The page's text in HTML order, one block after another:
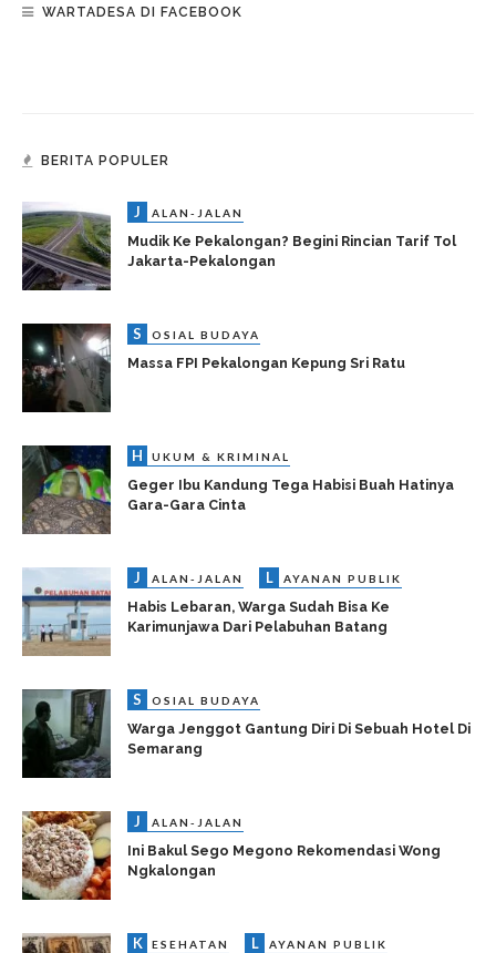
WARTADESA DI FACEBOOK
BERITA POPULER
J ALAN-JALAN
Mudik Ke Pekalongan? Begini Rincian Tarif Tol
Jakarta-Pekalongan
S OSIAL BUDAYA
Massa FPI Pekalongan Kepung Sri Ratu
H UKUM & KRIMINAL
Geger Ibu Kandung Tega Habisi Buah Hatinya
Gara-Gara Cinta
J ALAN-JALAN L AYANAN PUBLIK
Habis Lebaran, Warga Sudah Bisa Ke
Karimunjawa Dari Pelabuhan Batang
S OSIAL BUDAYA
Warga Jenggot Gantung Diri Di Sebuah Hotel Di
Semarang
J ALAN-JALAN
Ini Bakul Sego Megono Rekomendasi Wong
Ngkalongan
K ESEHATAN L AYANAN PUBLIK